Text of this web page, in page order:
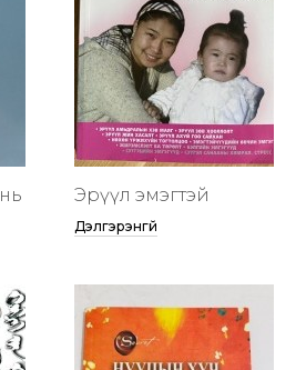
Эрүүл эмэгтэй
Дэлгэрэнгүй